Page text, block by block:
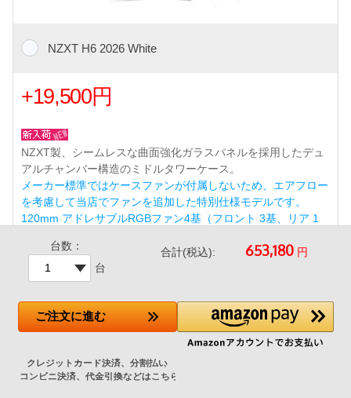
NZXT H6 2026 White
+19,500円
NZXT製、シームレスな曲面強化ガラスパネルを採用したデュ
アルチャンバー構造のミドルタワーケース。
メーカー標準ではケースファンが付属しないため、エアフロー
を考慮して当店でファンを追加した特別仕様モデルです。
120mm アドレサブルRGBファン4基（フロント 3基、リア 1
ツールレス設計とケーブルマネジメントチャネルにより、美し
く組み立てやすい内部レイアウトを実現。リアコネクト（BT
F/Project Zero）対応マザーボードにも対応。
前面USB 3ポート（USB 3.2 Gen1 Type-A×2 / USB 3.2 Gen2x
2 Type-C×1）※Type-Cポート使用には対応マザーボードが必
台数：
台
合計(税込): 円
ご注文に進む